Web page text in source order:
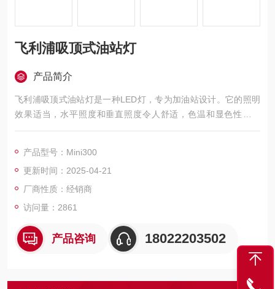
飞利浦吸顶式油站灯
产品简介
飞利浦吸顶式油站灯是一种LED灯，专为加油站设计。它的照明
效果适当，水平照度和垂直照度令人舒适，色温和显色性低眩
光，更安全、专业设计，减少直射眩光，使驾驶更舒适，更安
产品型号：Mini300
更新时间：2025-04-21
厂商性质：经销商
访问量：2861
产品咨询 18022203502